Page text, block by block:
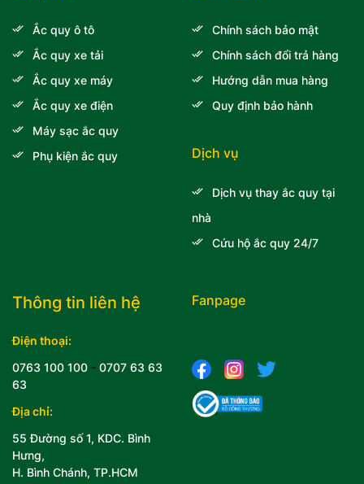
Thông tin liên hệ
Điện thoại:
0763 100 100 - 0707 63 63
63
Địa chỉ:
55 Đường số 1, KDC. Bình
Hưng,
H. Bình Chánh, TP.HCM
Ắc quy ô tô
Ắc quy xe tải
Ắc quy xe máy
Ắc quy xe điện
Máy sạc ắc quy
Phụ kiện ắc quy
Chính sách bảo mật
Chính sách đổi trả hàng
Hướng dẫn mua hàng
Quy định bảo hành
Dịch vụ
Dịch vụ thay ắc quy tại
nhà
Cứu hộ ắc quy 24/7
Fanpage